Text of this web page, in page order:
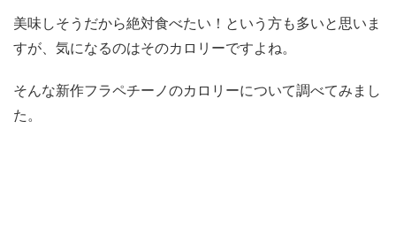
美味しそうだから絶対食べたい！という方も多いと思いま
すが、気になるのはそのカロリーですよね。
そんな新作フラペチーノのカロリーについて調べてみまし
た。